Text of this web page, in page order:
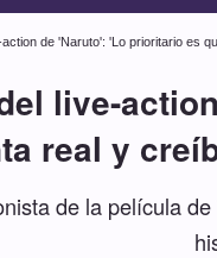
action de 'Naruto': 'Lo prioritario es
live-
real y
de la película